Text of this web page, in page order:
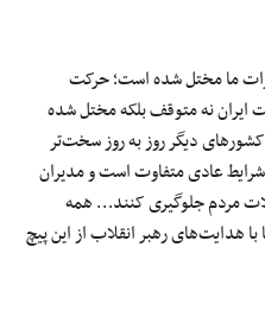
ما مختل شده است؛ حرکت
ایران نه متوقف بلکه مختل شده
کشورهای دیگر روز به‌ روز سخت‌تر
عادی متفاوت است و مدیران
مردم جلوگیری کنند… همه
هدایت‌های رهبر انقلاب از این پیچ